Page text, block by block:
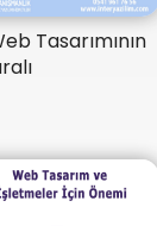
Tasarımının